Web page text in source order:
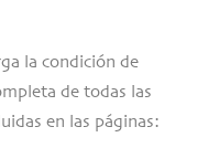
la condición de
de todas las
en las páginas: